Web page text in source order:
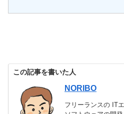
この記事を書いた人
NORIBO
フリーランスの IT